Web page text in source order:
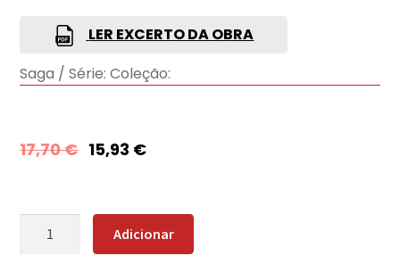
LER EXCERTO DA OBRA
Saga / Série: Coleção:
17,70€ 15,93 €
Quantidade
Adicionar